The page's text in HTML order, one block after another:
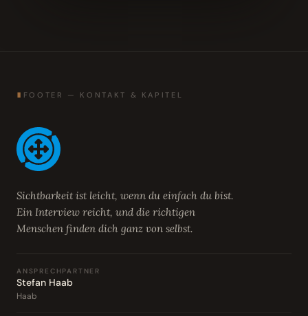
∎ FOOTER — KONTAKT & KAPITEL
Sichtbarkeit ist leicht, wenn du einfach du bist.
Ein Interview reicht, und die richtigen
Menschen finden dich ganz von selbst.
ANSPRECHPARTNER
Stefan Haab
Haab